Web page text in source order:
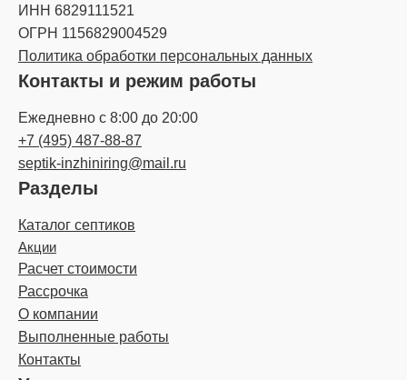
ИНН 6829111521
ОГРН 1156829004529
Политика обработки персональных данных
Контакты и режим работы
Ежедневно с 8:00 до 20:00
+7 (495) 487-88-87
septik-inzhiniring@mail.ru
Разделы
Каталог септиков
Акции
Расчет стоимости
Рассрочка
О компании
Выполненные работы
Контакты